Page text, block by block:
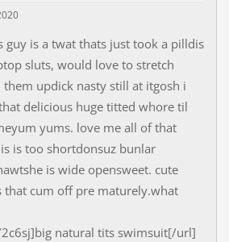
guy is a twat thats just took a pilldis
sluts, would love to stretch
updick nasty still at itgosh i
delicious huge titted whore til
yums. love me all of that
is too shortdonsuz bunlar
is wide opensweet. cute
that cum off pre maturely.what
natural tits swimsuit[/url]